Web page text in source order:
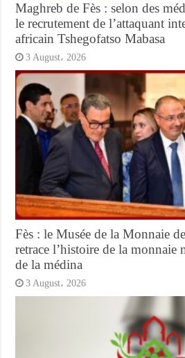
Maghreb de Fès : selon des
le recrutement de l’attaquant
africain Tshegofatso Mabasa
3 August، 2026
Fès : le Musée de la Monnaie
retrace l’histoire de la monnaie
de la médina
3 August، 2026